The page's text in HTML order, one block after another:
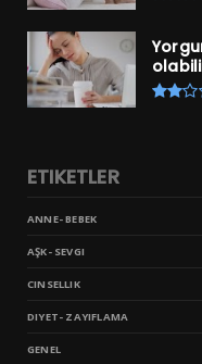
ETIKETLER
ANNE- BEBEK
AŞK- SEVGI
CINSELLIK
DIYET- ZAYIFLAMA
GENEL